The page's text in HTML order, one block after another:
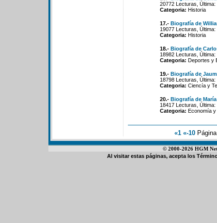
20772 Lecturas,
Categoria: Historia
17.- Biografía de
19077 Lecturas,
Categoria: Historia
18.- Biografía de
18982 Lecturas,
Categoria: Deportes y
19.- Biografía de
18798 Lecturas,
Categoria: Ciencía y
20.- Biografía de
18417 Lecturas,
Categoria: Economía y
«1 «-10
© 2000-2026 HGM
Al visitar estas páginas, acepta los